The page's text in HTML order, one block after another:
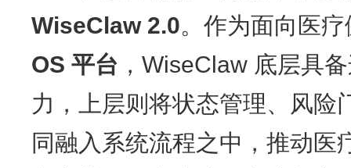
WiseClaw 2.0。作为面向医
OS 平台 ，WiseClaw 底层具
力，上层则将状态管理、风险
同融入系统流程之中，推动医